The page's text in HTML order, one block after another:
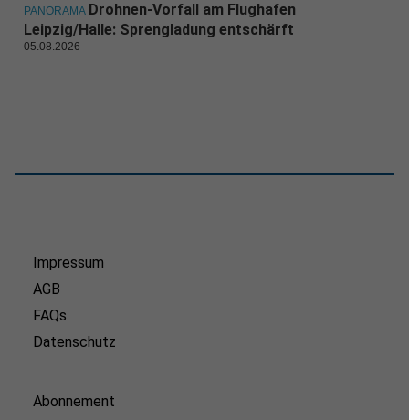
PANORAMA Drohnen-Vorfall am Flughafen
Leipzig/Halle: Sprengladung entschärft
05.08.2026
Impressum
AGB
FAQs
Datenschutz
Abonnement